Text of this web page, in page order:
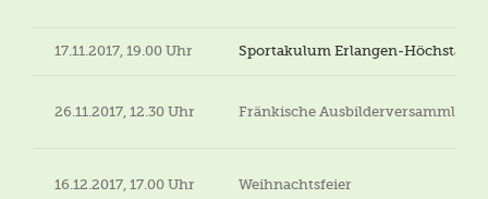
17.11.2017, 19.00 Uhr Sportakulum Erlangen-Höchstadt
26.11.2017, 12.30 Uhr Fränkische Ausbilderversammlung
16.12.2017, 17.00 Uhr Weihnachtsfeier